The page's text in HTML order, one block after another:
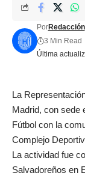
Última
PorRedacción
3 Min Read
La
Madrid, con sede
Fútbol con la
Complejo
La actividad fue
Salvadoreños en